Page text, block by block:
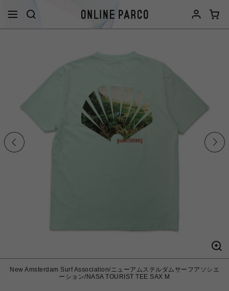
New Amsterdam Surf Association/ニューアムステルダムサーフアソシエ
ーション/NASA TOURIST TEE SAX M